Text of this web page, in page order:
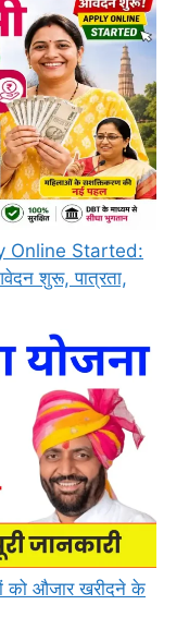
Online Started:
शुरू, पात्रता,
औजार खरीदने के